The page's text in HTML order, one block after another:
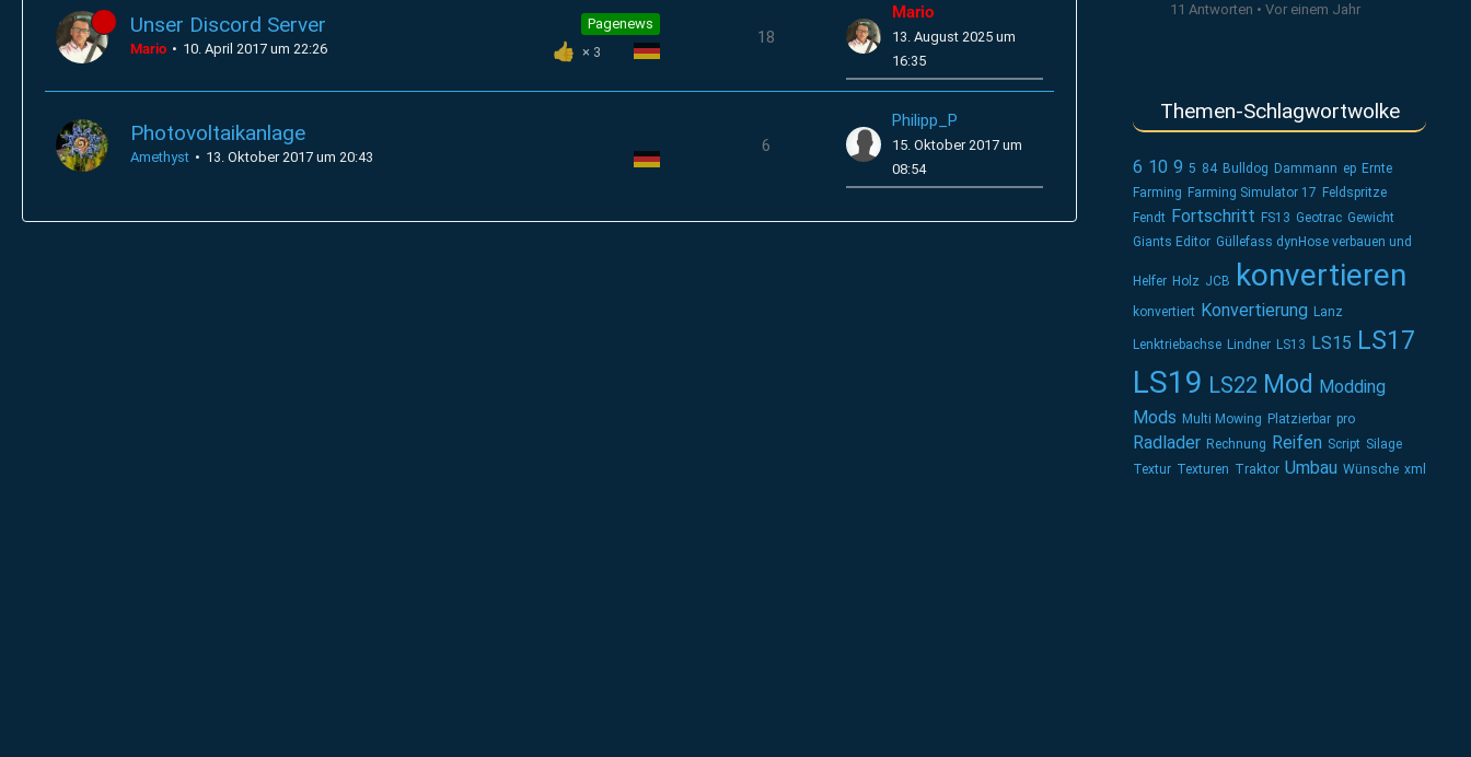
Pagenews
Unser Discord Server
3
Mario 10. April 2017 um 22:26
18
Mario
13. August 2025 um
16:35
Photovoltaikanlage
Amethyst 13. Oktober 2017 um 20:43
6
Philipp_P
15. Oktober 2017 um
08:54
11 Antworten Vor einem Jahr
Themen-Schlagwortwolke
6 10 9 5 84 Bulldog Dammann ep Ernte
Farming Farming Simulator 17 Feldspritze
Fendt Fortschritt FS13 Geotrac Gewicht
Giants Editor Güllefass dynHose verbauen und
Helfer Holz JCB konvertieren
konvertiert Konvertierung Lanz
Lenktriebachse Lindner LS13 LS15 LS17
LS19 LS22 Mod Modding
Mods Multi Mowing Platzierbar pro
Radlader Rechnung Reifen Script Silage
Textur Texturen Traktor Umbau Wünsche xml